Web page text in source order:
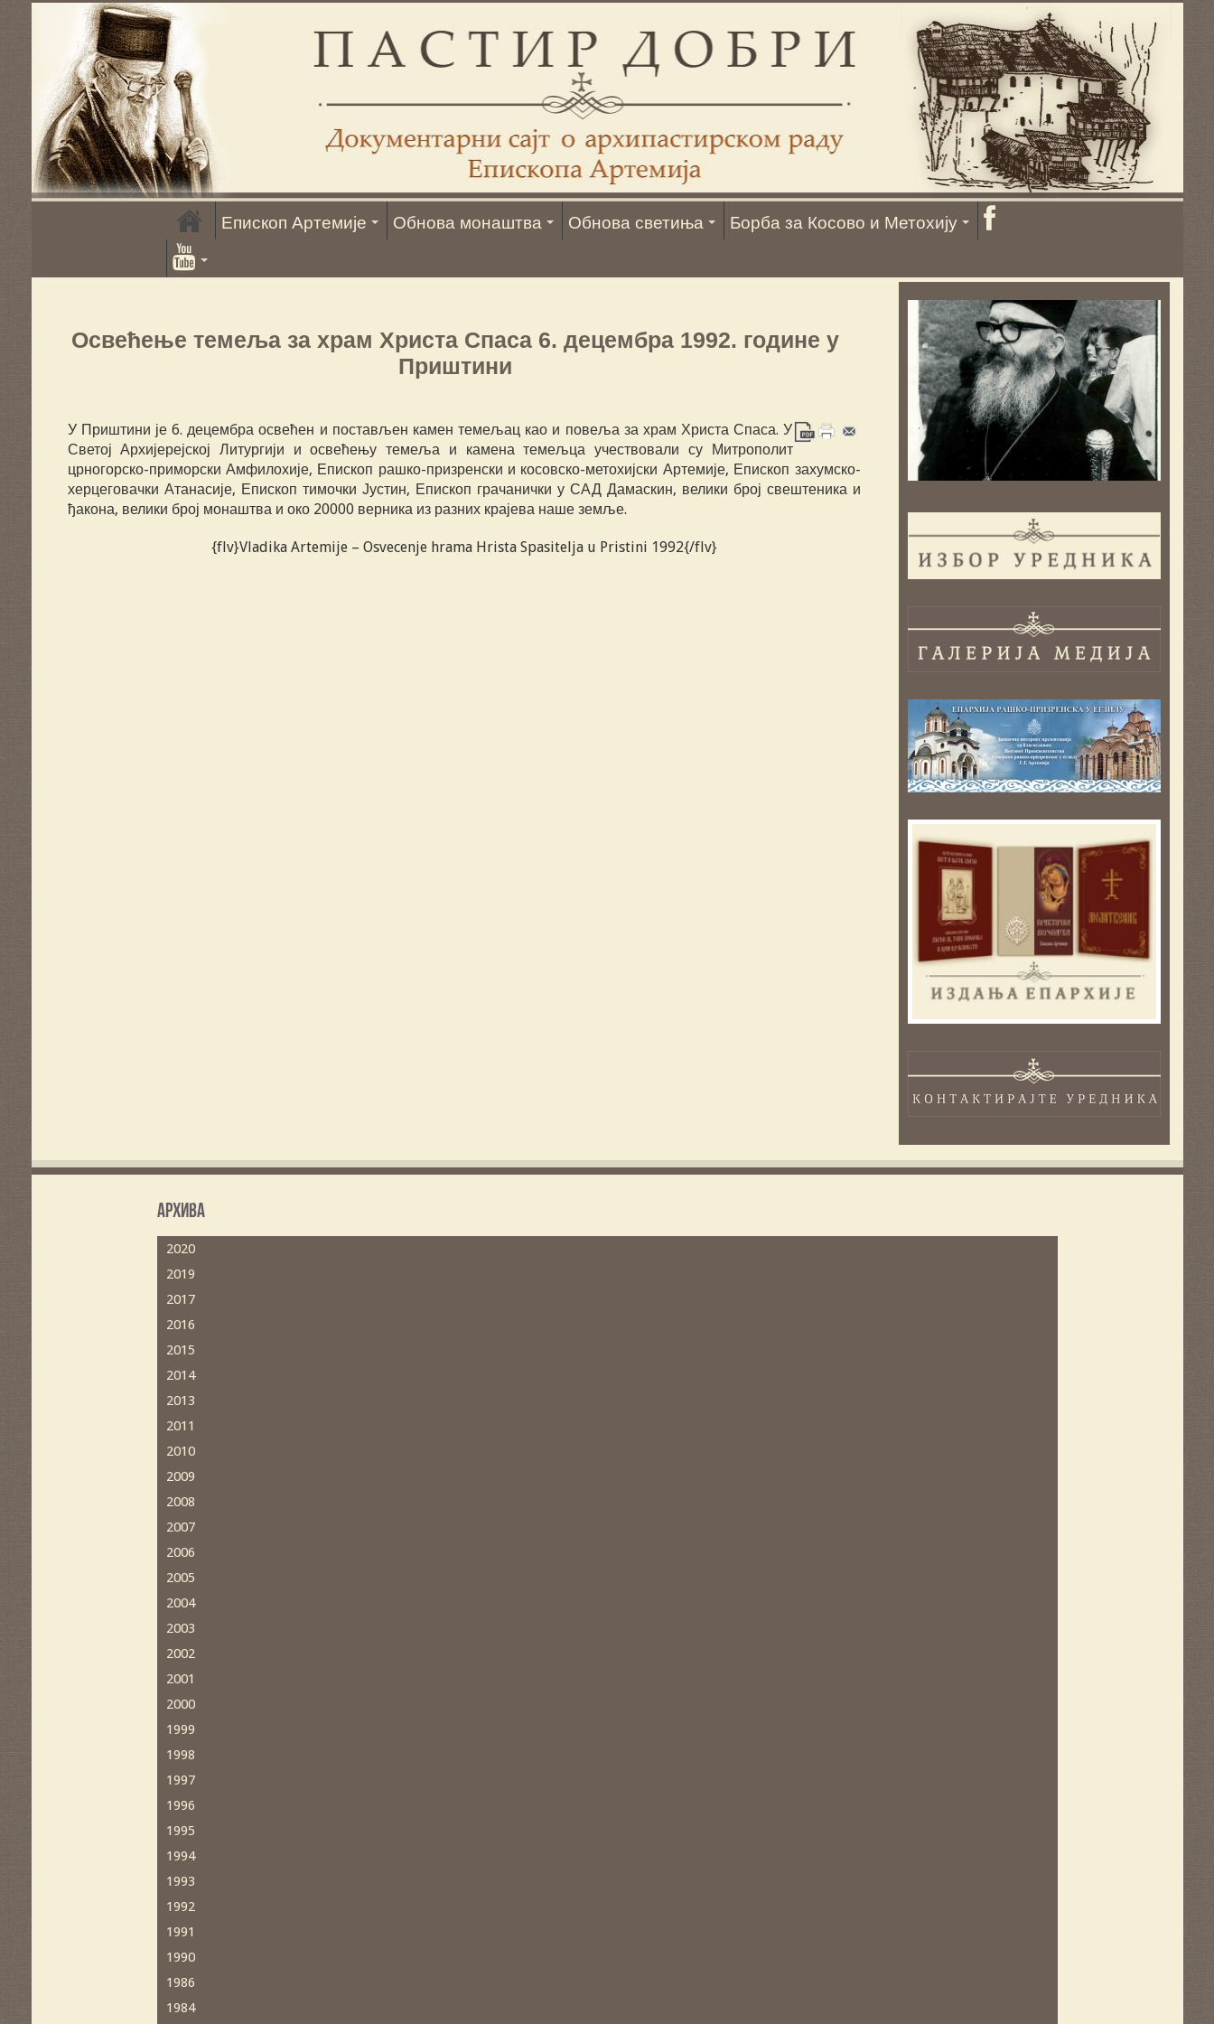
Епископ Артемије Обнова монаштва Обнова светиња Борба за Косово и Метохију
Освећење темеља за храм Христа Спаса 6. децембра 1992. године у
Приштини
У Приштини је 6. децембра освећен и постављен камен темељац као и повеља за храм Христа Спаса. У
Светој Архијерејској Литургији и освећењу темеља и камена темељца учествовали су Митрополит
црногорско-приморски Амфилохије, Епископ рашко-призренски и косовско-метохијски Артемије, Епископ захумско-
херцеговачки Атанасије, Епископ тимочки Јустин, Епископ грачанички у САД Дамаскин, велики број свештеника и
ђакона, велики број монаштва и око 20000 верника из разних крајева наше земље.
{flv}Vladika Artemije – Osvecenje hrama Hrista Spasitelja u Pristini 1992{/flv}
Архива
2020
2019
2017
2016
2015
2014
2013
2011
2010
2009
2008
2007
2006
2005
2004
2003
2002
2001
2000
1999
1998
1997
1996
1995
1994
1993
1992
1991
1990
1986
1984